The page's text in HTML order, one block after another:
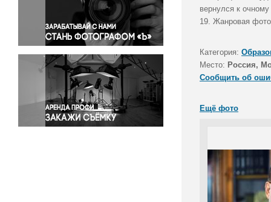
Правосудие
Происшествия и конфликты
Религия
Светская жизнь
Спорт
Экология
Экономика и бизнес
вернулся к
19. Жанровая
Категория:
Место: Россия,
Сообщить об
Ещё фото